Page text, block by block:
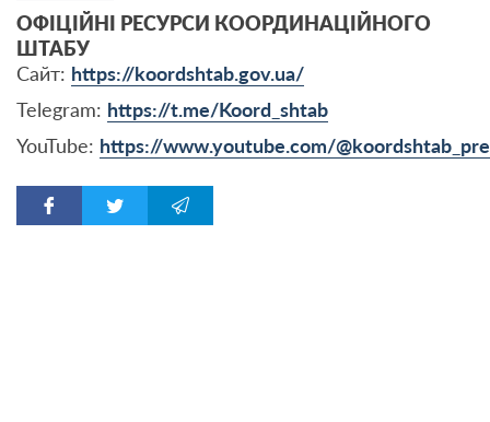
ОФІЦІЙНІ РЕСУРСИ КООРДИНАЦІЙНОГО
ШТАБУ
Сайт: https://koordshtab.gov.ua/
Telegram: https://t.me/Koord_shtab
YouTube: https://www.youtube.com/